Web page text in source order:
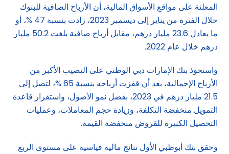
المعلنة على مواقع الأسواق المالية، أن الأرباح الصافية للبنوك
خلال الفترة من يناير إلى ديسمبر 2023، زادت بنسبة 47 %، أو
ما يعادل 23.6 مليار درهم، مقابل أرباح صافية بلغت 50.2 مليار
درهم خلال عام 2022.
واستحوذ بنك الإمارات دبي الوطني على النصيب الأكبر من
الأرباح الإجمالية، بعد أن قفزت أرباحه بنسبة 65 %، لتصل إلى
21.5 مليار درهم في 2023، بفضل نمو الأصول، واستقرار قاعدة
التمويل منخفضة التكلفة، وزيادة حجم المعاملات، وعمليات
التحصيل الكبيرة للقروض منخفضة القيمة.
وحقق بنك أبوظبي الأول نتائج مالية قياسية على مستوى الربع